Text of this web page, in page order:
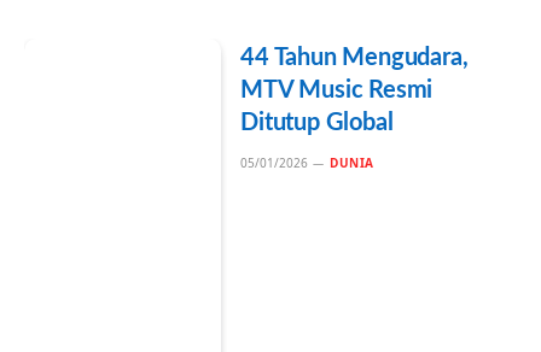
44 Tahun Mengudara,
MTV Music Resmi
Ditutup Global
05/01/2026 DUNIA